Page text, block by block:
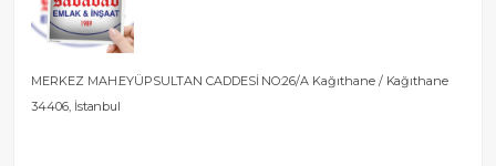
MERKEZ MAH.EYÜPSULTAN CADDESİ NO:26/A Kağıthane / Kağıthane
34406, İstanbul